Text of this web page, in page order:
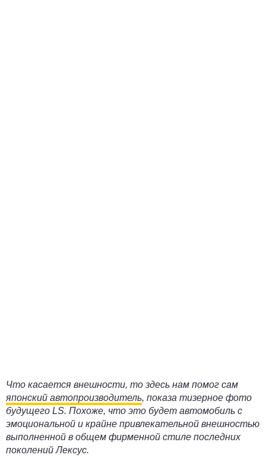
Что касается внешности, то здесь нам помог сам
японский автопроизводитель, показа тизерное фото
будущего LS. Похоже, что это будет автомобиль с
эмоциональной и крайне привлекательной внешностью
выполненной в общем фирменной стиле последних
поколений Лексус.